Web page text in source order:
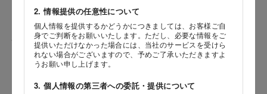
2. 情報提供の任意性について
個人情報を提供するかどうかにつきましては、お客様ご自
身でご判断をお願いいたします。ただし、必要な情報をご
提供いただけなかった場合には、当社のサービスを受けら
れない場合がございますので、予めご了承いただきますよ
うお願い申し上げます。
3. 個人情報の第三者への委託・提供について